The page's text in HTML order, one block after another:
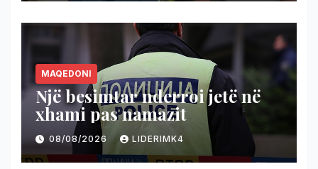
MAQEDONI
Një besimtar nderroi jetë në
xhami pas namazit
08/08/2026 LIDERIMK4